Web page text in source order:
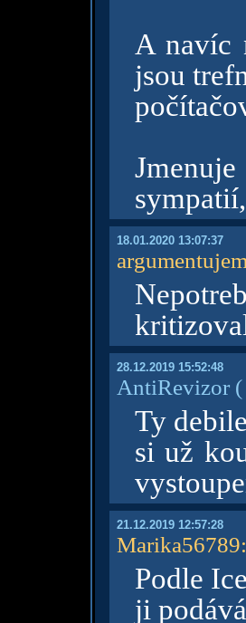
A navíc
jsou
18.01.2020 13:07:37
28.12.2019 15:52:48
AntiRevizor(
Ty
si už
21.12.2019 12:57:28
Marika56789:
Podle
ji